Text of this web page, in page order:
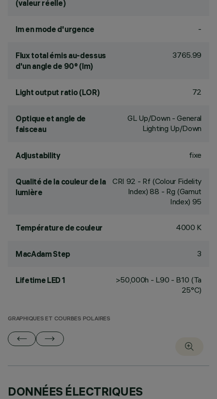
(valeur réelle)
lm en mode d'urgence -
Flux total émis au-dessus
d'un angle de 90° (lm)
3765.99
Light output ratio (LOR) 72
Optique et angle de
faisceau
GL Up/Down - General
Lighting Up/Down
Adjustability fixe
Qualité de la couleur de la
lumière
CRI 92 - Rf (Colour Fidelity
Index) 88 - Rg (Gamut
Index) 95
Température de couleur 4000 K
MacAdam Step 3
Lifetime LED 1
>50,000h - L90 - B10 (Ta
25°C)
GRAPHIQUES ET COURBES POLAIRES
DONNÉES ÉLECTRIQUES